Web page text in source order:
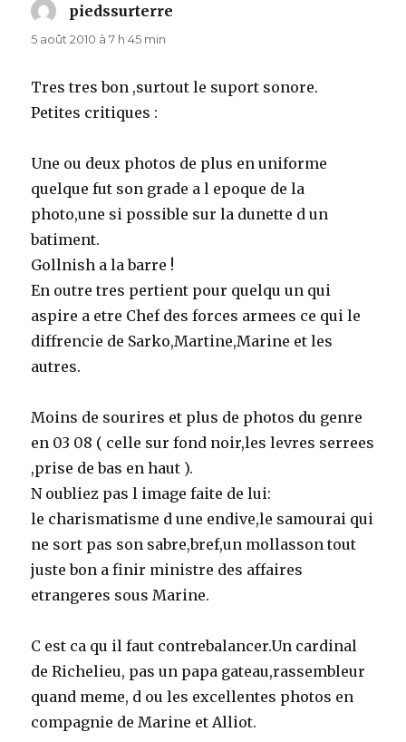
piedssurterre
5 août 2010 à 7 h 45 min
Tres tres bon ,surtout le suport sonore.
Petites critiques :
Une ou deux photos de plus en uniforme
quelque fut son grade a l epoque de la
photo,une si possible sur la dunette d un
batiment.
Gollnish a la barre !
En outre tres pertient pour quelqu un qui
aspire a etre Chef des forces armees ce qui le
diffrencie de Sarko,Martine,Marine et les
autres.
Moins de sourires et plus de photos du genre
en 03 08 ( celle sur fond noir,les levres serrees
,prise de bas en haut ).
N oubliez pas l image faite de lui:
le charismatisme d une endive,le samourai qui
ne sort pas son sabre,bref,un mollasson tout
juste bon a finir ministre des affaires
etrangeres sous Marine.
C est ca qu il faut contrebalancer.Un cardinal
de Richelieu, pas un papa gateau,rassembleur
quand meme, d ou les excellentes photos en
compagnie de Marine et Alliot.